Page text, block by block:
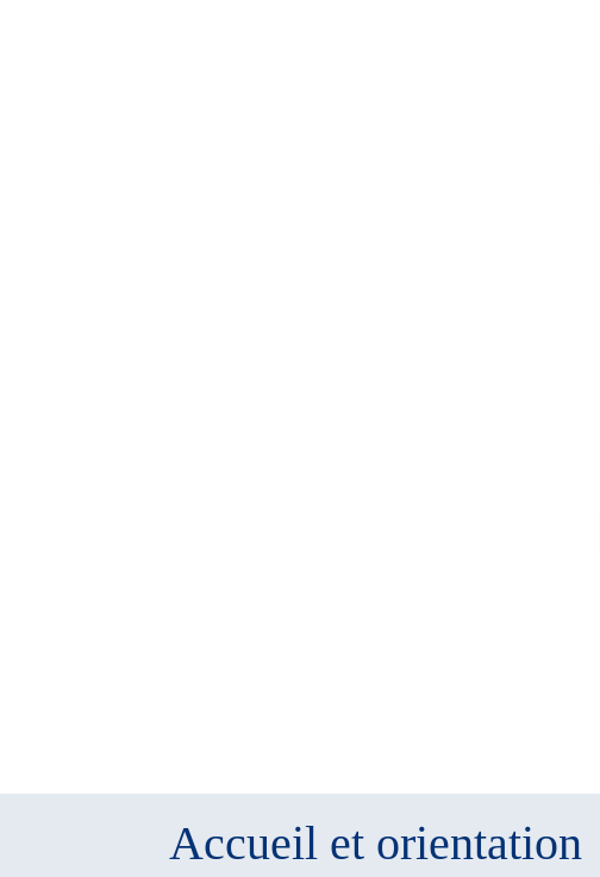
Accueil et orientation